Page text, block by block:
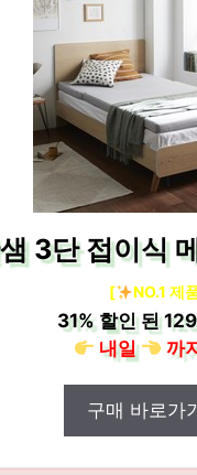
3단 접이식
[ NO.1 제
31%할인 된
내일
까
구매 바로가